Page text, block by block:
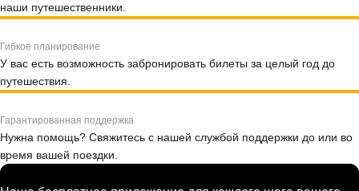
наши путешественники.
Гибкое планирование
У вас есть возможность забронировать билеты за целый год до
путешествия.
Гарантированная поддержка
Нужна помощь? Свяжитесь с нашей службой поддержки до или во
время вашей поездки.